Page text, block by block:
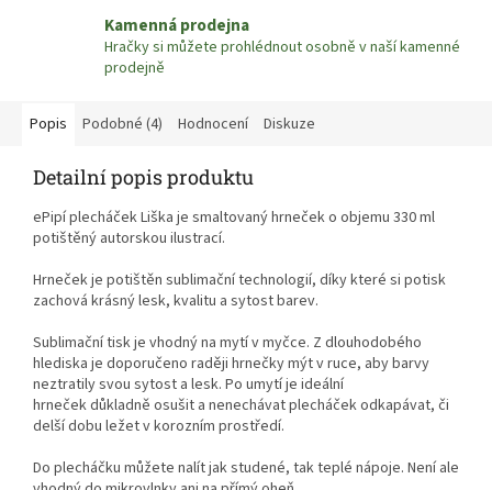
Kamenná prodejna
Hračky si můžete prohlédnout osobně v naší kamenné
prodejně
Popis Podobné (4) Hodnocení Diskuze
Detailní popis produktu
ePipí plecháček Liška je smaltovaný hrneček o objemu 330 ml
potištěný autorskou ilustrací.
Hrneček je potištěn sublimační technologií, díky které si potisk
zachová krásný lesk, kvalitu a sytost barev.
Sublimační tisk je vhodný na mytí v myčce. Z dlouhodobého
hlediska je doporučeno raději hrnečky mýt v ruce, aby barvy
neztratily svou sytost a lesk. Po umytí je ideální
hrneček důkladně osušit a nenechávat plecháček odkapávat, či
delší dobu ležet v korozním prostředí.
Do plecháčku můžete nalít jak studené, tak teplé nápoje. Není ale